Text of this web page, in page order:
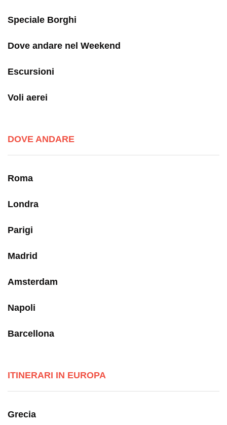
Speciale Borghi
Dove andare nel Weekend
Escursioni
Voli aerei
DOVE ANDARE
Roma
Londra
Parigi
Madrid
Amsterdam
Napoli
Barcellona
ITINERARI IN EUROPA
Grecia